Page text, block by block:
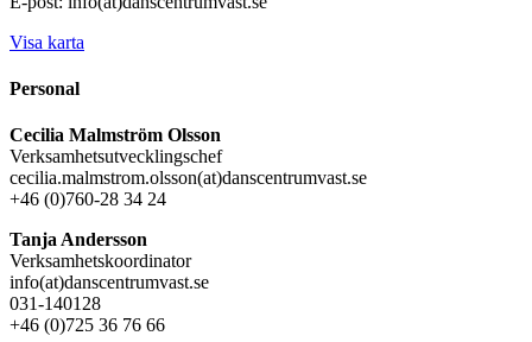
Visa karta
Personal
Cecilia Malmström Olsson
Verksamhetsutvecklingschef
cecilia.malmstrom.olsson(at)danscentrumvast.se
+46 (0)760-28 34 24
Tanja Andersson
Verksamhetskoordinator
info(at)danscentrumvast.se
031-140128
+46 (0)725 36 76 66